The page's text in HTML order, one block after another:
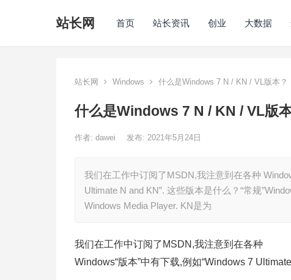
站长网 首页 站长资讯 创业 大数据
站长网 Windows 什么是Windows 7 N / KN / VL版本？
什么是Windows 7 N / KN / VL版
作者: dawei 发布: 2021年5月24日
我们在工作中订阅了MSDN,我注意到在各种
Ultimate N and KN”. 这些版本是什么？“常规
Windows Media Player. KN是为
我们在工作中订阅了MSDN,我注意到在各种
Windows“版本”中有下载,例如“Windows 7